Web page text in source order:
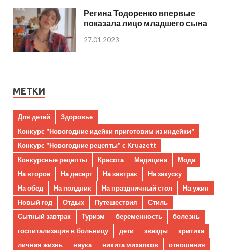
Регина Тодоренко впервые
показала лицо младшего сына
27.01.2023
МЕТКИ
Для детей
Здоровье
Конкурс "Новогодние идейки приготовим из индейки"
Конкурс "Новогодние рецепты" с Kruazett
Конкурсные рецепты
Красота Медицина
Мода
На второе
На десерт На завтрак
На закуску
На обед
На полдник На праздничный стол
На ужин
Новый год
Отдых Путешествия
Стиль
Сытный завтрак
Туризм беременность
болезнь
госпитализация в больницу
дети звезды
критика
личная жизнь
наука никита михалков
отношения